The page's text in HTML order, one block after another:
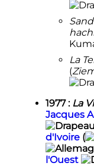
La
(
1977 : La
Jacques
d'Ivoire(
l'Ouest